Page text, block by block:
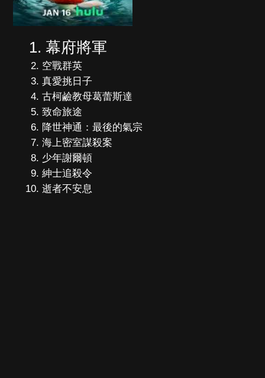
幕府將軍
空戰群英
真愛挑日子
古柯鹼教母葛蕾斯達
致命旅途
降世神通：最後的氣宗
海上密室謀殺案
少年謝爾頓
紳士追殺令
逝者不安息